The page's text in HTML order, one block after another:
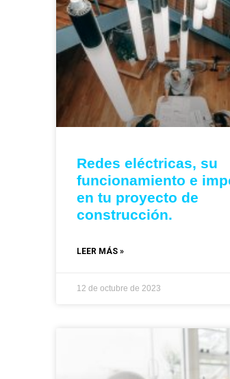
Redes eléctricas, su
funcionamiento e
en tu proyecto de
construcción.
LEER MÁS »
12 de octubre de 2023